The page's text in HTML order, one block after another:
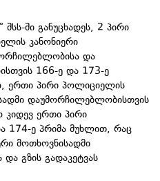
“ შსს-ში განუცხადეს, 2 პირი
კანონიერი
და
166-ე და 173-ე
ერთი პირი პოლიციელის
დაუმორჩილებლობისთვის
ერთი პირი
174-ე პრიმა მუხლით, რაც
მოთხოვნისადმი
გზის გადაკეტვას